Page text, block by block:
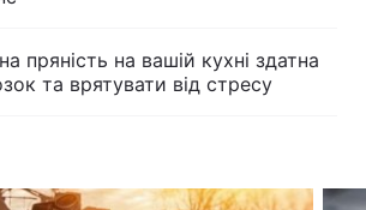
Думки
пряність на вашій кухні здатна
та врятувати від стресу